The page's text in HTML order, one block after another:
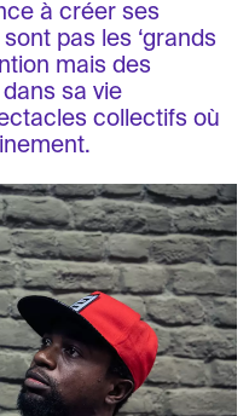
à créer ses
pas les ‘grands
mais des
sa vie
collectifs où